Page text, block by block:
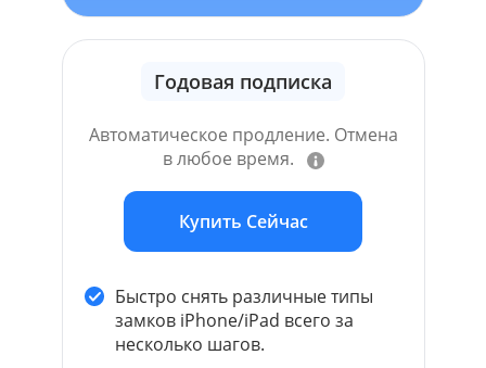
Годовая подписка
Автоматическое продление. Отмена
в любое время.
Купить Сейчас
Быстро снять различные типы
замков iPhone/iPad всего за
несколько шагов.